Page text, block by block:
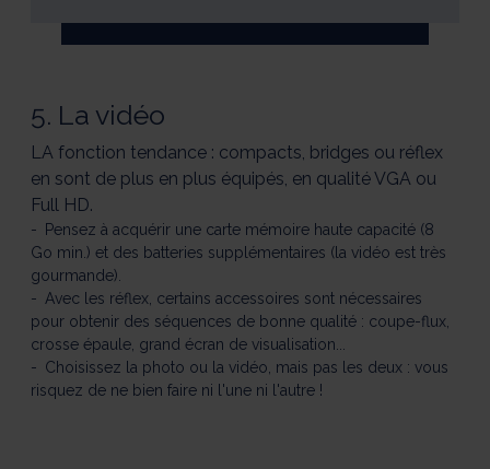
5. La vidéo
LA fonction tendance : compacts, bridges ou réflex
en sont de plus en plus équipés, en qualité VGA ou
Full HD.
Pensez à acquérir une carte mémoire haute capacité (8
Go min.) et des batteries supplémentaires (la vidéo est très
gourmande).
Avec les réflex, certains accessoires sont nécessaires
pour obtenir des séquences de bonne qualité : coupe-flux,
crosse épaule, grand écran de visualisation...
Choisissez la photo ou la vidéo, mais pas les deux : vous
risquez de ne bien faire ni l'une ni l'autre !